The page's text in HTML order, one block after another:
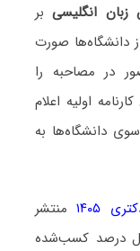
انگلیسیبر
صورت
در مصاحبه را
اولیه اعلام
سوی دانشگاه‌ها به
۱۴۰۵
منتشر
درصد کسب‌شده